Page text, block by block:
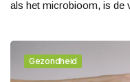
als het microbioom, is de
Gezondheid